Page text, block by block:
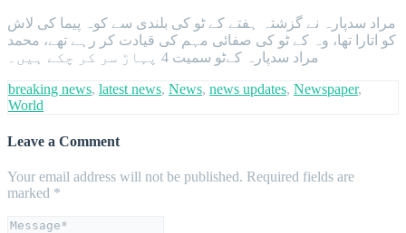
مراد سدپارہ نے گزشتہ ہفتے کے ٹو کی بلندی سے کوہ پیما کی لاش
کو اتارا تھا، وہ کے ٹو کی صفائی مہم کی قیادت کر رہے تھے، محمد
مراد سدپارہ کےٹو سمیت 4 پہاڑ سر کر چکے ہیں۔
breaking news, latest news, News, news updates, Newspaper,
World
Leave a Comment
Your email address will not be published. Required fields are
marked *